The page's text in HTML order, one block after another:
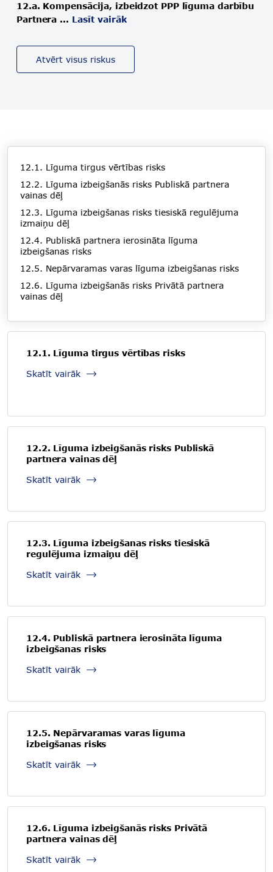
12.a. Kompensācija, izbeidzot PPP līguma darbību
Partnera ... Lasīt vairāk
Atvērt visus riskus
12.1. Līguma tirgus vērtības risks
12.2. Līguma izbeigšanās risks Publiskā partnera
vainas dēļ
12.3. Līguma izbeigšanas risks tiesiskā regulējuma
izmaiņu dēļ
12.4. Publiskā partnera ierosināta līguma
izbeigšanas risks
12.5. Nepārvaramas varas līguma izbeigšanas risks
12.6. Līguma izbeigšanās risks Privātā partnera
vainas dēļ
12.1. Līguma tirgus vērtības risks
Skatīt vairāk
12.2. Līguma izbeigšanās risks Publiskā
partnera vainas dēļ
Skatīt vairāk
12.3. Līguma izbeigšanas risks tiesiskā
regulējuma izmaiņu dēļ
Skatīt vairāk
12.4. Publiskā partnera ierosināta līguma
izbeigšanas risks
Skatīt vairāk
12.5. Nepārvaramas varas līguma
izbeigšanas risks
Skatīt vairāk
12.6. Līguma izbeigšanās risks Privātā
partnera vainas dēļ
Skatīt vairāk